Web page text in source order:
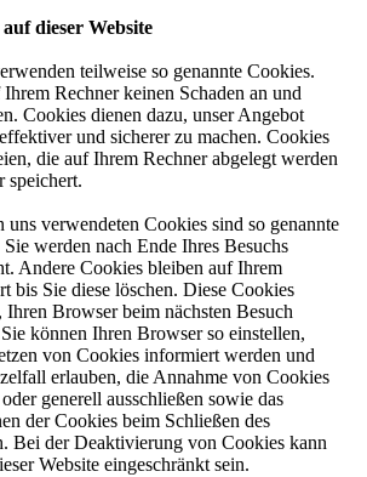
dieser Website
teilweise so genannte Cookies.
Rechner keinen Schaden an und
Cookies dienen dazu, unser Angebot
und sicherer zu machen. Cookies
die auf Ihrem Rechner abgelegt werden
speichert.
uns verwendeten Cookies sind so genannte
Sie werden nach Ende Ihres Besuchs
Andere Cookies bleiben auf Ihrem
bis Sie diese löschen. Diese Cookies
Ihren Browser beim nächsten Besuch
können Ihren Browser so einstellen,
von Cookies informiert werden und
erlauben, die Annahme von Cookies
generell ausschließen sowie das
der Cookies beim Schließen des
Bei der Deaktivierung von Cookies kann
Website eingeschränkt sein.